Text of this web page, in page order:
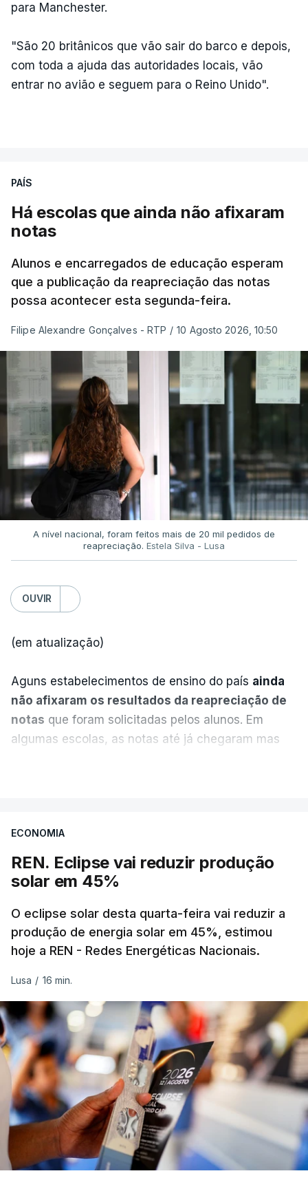
para Manchester.
"São 20 britânicos que vão sair do barco e depois,
com toda a ajuda das autoridades locais, vão
entrar no avião e seguem para o Reino Unido".
PAÍS
Há escolas que ainda não afixaram
notas
Alunos e encarregados de educação esperam
que a publicação da reapreciação das notas
possa acontecer esta segunda-feira.
Filipe Alexandre Gonçalves - RTP / 10 Agosto 2026, 10:50
A nível nacional, foram feitos mais de 20 mil pedidos de
reapreciação. Estela Silva - Lusa
OUVIR
(em atualização)
Aguns estabelecimentos de ensino do país ainda
não afixaram os resultados da reapreciação de
notas que foram solicitadas pelos alunos. Em
algumas escolas, as notas até já chegaram mas
tinha chegado o resultado de
exames, mas ainda não tinham sido afixados.
até à escola para ver o resultado mas ainda não
tinha sido divulgado. Alguns pais apontam
incorreções e aguardam a atualização na
ERRO100
ERROR ON HTML5 MEDIA ELEMENT
ESTE CONTEÚDO ESTÁ NESTE
MOMENTO INDISPONÍVEL
ECONOMIA
REN. Eclipse vai reduzir produção
solar em 45%
O eclipse solar desta quarta-feira vai reduzir a
produção de energia solar em 45%, estimou
hoje a REN - Redes Energéticas Nacionais.
Lusa / 16 min.